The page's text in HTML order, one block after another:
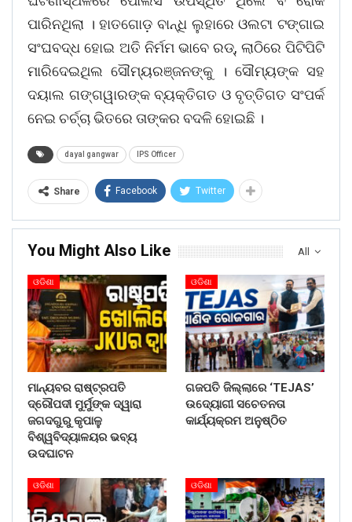
ପାରିନଥିଲା । ହାତଗୋଡ଼ ବାନ୍ଧି ଲୁହାରେ ଓଲଟା ଟଙ୍ଗାଇ
ସଂଘବଦ୍ଧ ହୋଇ ଅତି ନିର୍ମମ ଭାବେ ରଡ୍, ଲାଠିରେ ପିଟିପିଟି
ମାରିଦେଇଥିଲ ସୌମ୍ୟରଞ୍ଜନଙ୍କୁ । ସୌମ୍ୟଙ୍କ ସହ
ଦୟାଲ ଗଙ୍ଗୱାରଙ୍କ ବ୍ୟକ୍ତିଗତ ଓ ବୃତ୍ତିଗତ ସଂପର୍କ
ନେଇ ଚର୍ଚ୍ଚା ଭିତରେ ତାଙ୍କର ବଦଳି ହୋଇଛି ।
dayal gangwar IPS Officer
Share Facebook Twitter
All
You Might Also Like
ଓଡିଶା
ମାନ୍ୟବର ରାଷ୍ଟ୍ରପତି
ଦ୍ରୌପଦୀ ମୁର୍ମୁଙ୍କ ଦ୍ୱାରା
ଜଗଦଗୁରୁ କୃପାଳୁ
ବିଶ୍ୱବିଦ୍ୟାଳୟର ଭବ୍ୟ
ଉଦଘାଟନ
ଓଡିଶା
ଗଜପତି ଜିଲ୍ଲାରେ ‘TEJAS’
ଉଦ୍ୟୋଗୀ ସଚେତନତା
କାର୍ଯ୍ୟକ୍ରମ ଅନୁଷ୍ଠିତ
ଓଡିଶା ଓଡିଶା